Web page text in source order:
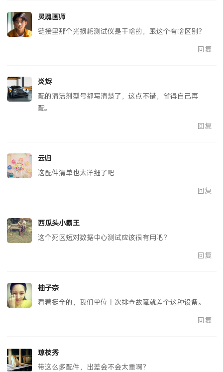
灵魂画师
链接里那个光损耗测试仪是干啥的，跟这个有啥区别？
回复
炎烬
配的清洁剂型号都写清楚了，这点不错，省得自己再
配。
回复
云归
这配件清单也太详细了吧
回复
西瓜头小霸王
这个死区短对数据中心测试应该很有用吧？
回复
柚子奈
看着挺全的，我们单位上次排查故障就差个这种设备。
回复
琼枝秀
带这么多配件，出差会不会太重啊？